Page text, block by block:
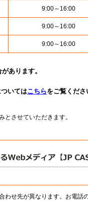
9:00～16:00
9:00～16:00
9:00～16:00
あります。
いてはこちらをご覧くださ
させていただきます。
わせ先が異なります。お電話